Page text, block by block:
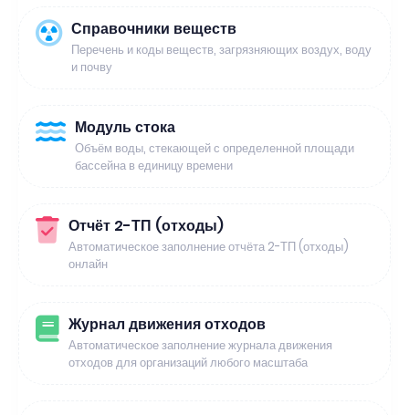
Справочники веществ
Перечень и коды веществ, загрязняющих воздух, воду
и почву
Модуль стока
Объём воды, стекающей с определенной площади
бассейна в единицу времени
Отчёт 2-ТП (отходы)
Автоматическое заполнение отчёта 2-ТП (отходы)
онлайн
Журнал движения отходов
Автоматическое заполнение журнала движения
отходов для организаций любого масштаба